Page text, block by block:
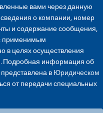
вами через данную
о компании, номер
и содержание сообщения,
применимым
в целях осуществления
Подробная информация об
вЮридическом
от передачи специальных